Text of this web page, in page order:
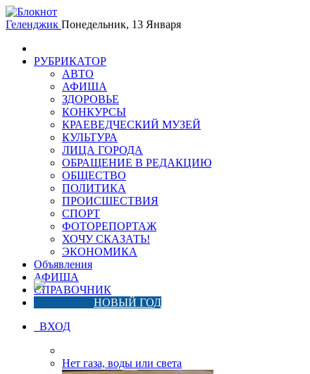
Геленджик Понедельник, 13 Января
РУБРИКАТОР
АВТО
АФИША
ЗДОРОВЬЕ
КОНКУРСЫ
КРАЕВЕДЧЕСКИЙ МУЗЕЙ
КУЛЬТУРА
ЛИЦА ГОРОДА
ОБРАЩЕНИЕ В РЕДАКЦИЮ
ОБЩЕСТВО
ПОЛИТИКА
ПРОИСШЕСТВИЯ
СПОРТ
ФОТОРЕПОРТАЖ
ХОЧУ СКАЗАТЬ!
ЭКОНОМИКА
Объявления
АФИША
СПРАВОЧНИК
НОВЫЙ ГОД
ВХОД
Нет газа, воды или света